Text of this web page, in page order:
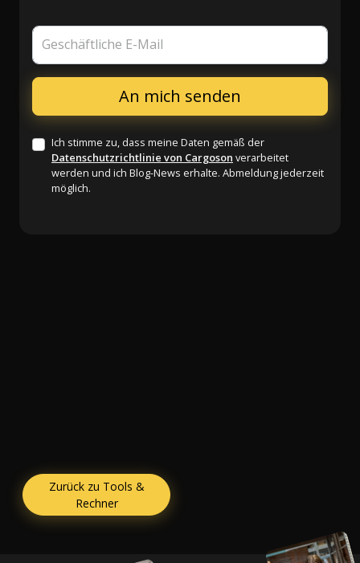
Geschäftliche E-Mail
Ich stimme zu, dass meine Daten gemäß der
Datenschutzrichtlinie von Cargoson verarbeitet
werden und ich Blog-News erhalte. Abmeldung jederzeit
möglich.
Zurück zu Tools &
Rechner